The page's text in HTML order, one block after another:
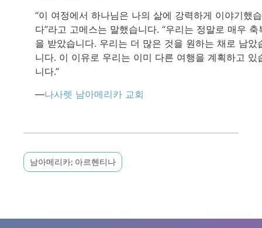
“이 여정에서 하나님은 나의 삶에 강력하게 이야기했
다”라고 고메스는 말했습니다. “우리는 정말로 매우 축
을 받았습니다. 우리는 더 많은 것을 원하는 채로 남았
니다. 이 이유로 우리는 이미 다른 여행을 계획하고 있
니다.”
—나사렛 남아메리카 교회
남아메리카; 아르헨티나